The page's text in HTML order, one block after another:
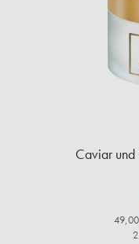
Caviar